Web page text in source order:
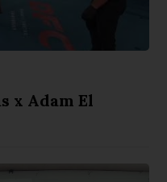
x Adam El